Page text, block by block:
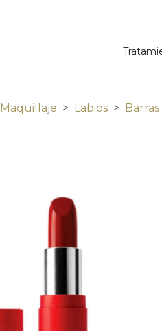
Maquillaje Labios